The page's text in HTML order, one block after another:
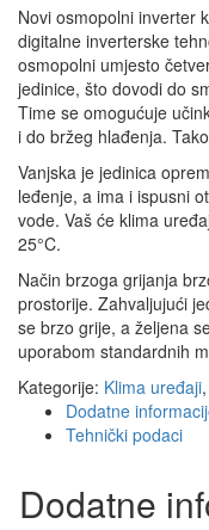
Novi osmopolni inverter
digitalne inverterske
osmopolni umjesto
jedinice, što dovodi do
Time se omogućuje
i do bržeg hlađenja.
Vanjska je jedinica
leđenje, a ima i ispusni
vode. Vaš će klima
25°C.
Način brzoga grijanja
prostorije. Zahvaljujući
se brzo grije, a željena
uporabom standardnih
Kategorije: Klima uređaji,
Dodatne
Tehnički podaci
Dodatne